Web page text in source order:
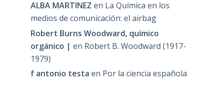
ALBA MARTINEZ en La Química en los
medios de comunicación: el airbag
Robert Burns Woodward, químico
orgánico | en Robert B. Woodward (1917-
1979)
f antonio testa en Por la ciencia española